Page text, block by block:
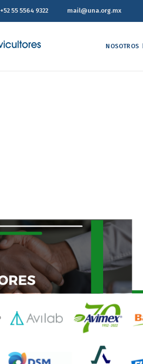
+52 55 5564 9322 mail@una.org.mx
NOSOTROS